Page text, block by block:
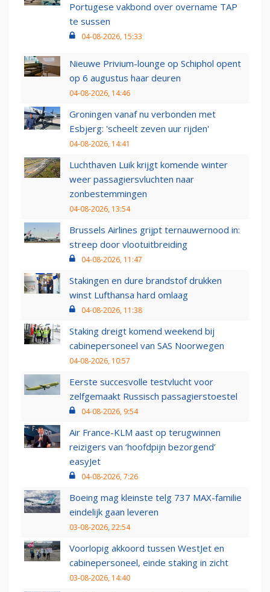
Portugese vakbond over overname TAP
te sussen
04-08-2026, 15:33
Nieuwe Privium-lounge op Schiphol opent
op 6 augustus haar deuren
04-08-2026, 14:46
Groningen vanaf nu verbonden met
Esbjerg: 'scheelt zeven uur rijden'
04-08-2026, 14:41
Luchthaven Luik krijgt komende winter
weer passagiersvluchten naar
zonbestemmingen
04-08-2026, 13:54
Brussels Airlines grijpt ternauwernood in:
streep door vlootuitbreiding
04-08-2026, 11:47
Stakingen en dure brandstof drukken
winst Lufthansa hard omlaag
04-08-2026, 11:38
Staking dreigt komend weekend bij
cabinepersoneel van SAS Noorwegen
04-08-2026, 10:57
Eerste succesvolle testvlucht voor
zelfgemaakt Russisch passagierstoestel
04-08-2026, 9:54
Air France-KLM aast op terugwinnen
reizigers van ‘hoofdpijn bezorgend’
easyJet
04-08-2026, 7:26
Boeing mag kleinste telg 737 MAX-familie
eindelijk gaan leveren
03-08-2026, 22:54
Voorlopig akkoord tussen WestJet en
cabinepersoneel, einde staking in zicht
03-08-2026, 14:40